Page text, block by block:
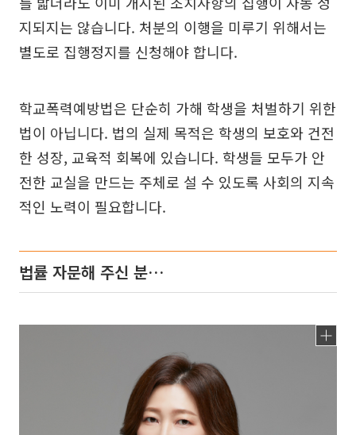
지되지는 않습니다. 처분의 이행을 미루기 위해서는
별도로 집행정지를 신청해야 합니다.
학교폭력예방법은 단순히 가해 학생을 처벌하기 위한
법이 아닙니다. 법의 실제 목적은 학생의 보호와 건전
한 성장, 교육적 회복에 있습니다. 학생들 모두가 안
전한 교실을 만드는 주체로 설 수 있도록 사회의 지속
적인 노력이 필요합니다.
법률 자문해 주신 분…